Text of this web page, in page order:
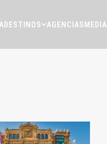
DESTINOS AGENCIASMEDIA